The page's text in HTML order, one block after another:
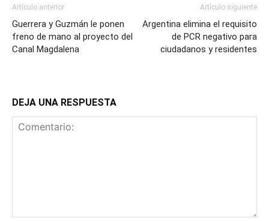
Artículo anterior
Guerrera y Guzmán le ponen
freno de mano al proyecto del
Canal Magdalena
Artículo siguiente
Argentina elimina el requisito
de PCR negativo para
ciudadanos y residentes
DEJA UNA RESPUESTA